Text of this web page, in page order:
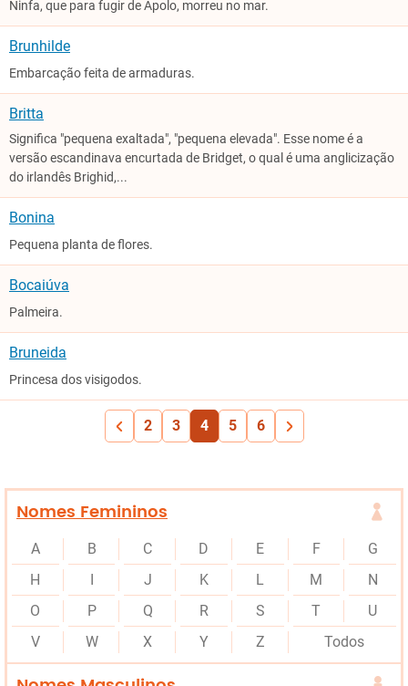
Ninfa, que para fugir de Apolo, morreu no mar.
Brunhilde
Embarcação feita de armaduras.
Britta
Significa "pequena exaltada", "pequena elevada". Esse nome é a
versão escandinava encurtada de Bridget, o qual é uma anglicização
do irlandês Brighid,...
Bonina
Pequena planta de flores.
Bocaiúva
Palmeira.
Bruneida
Princesa dos visigodos.
2 3 4 5 6
Nomes Femininos
A B C D E F
G
H
J K L M
N
O
P Q R S T
U
V
W X Y Z Todos